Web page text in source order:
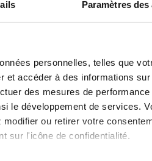
Paramètres
personnelles, telles que
accéder à des informations
des mesures de
le développement de services.
ou retirer votre
sur l'icône de confidentialité.